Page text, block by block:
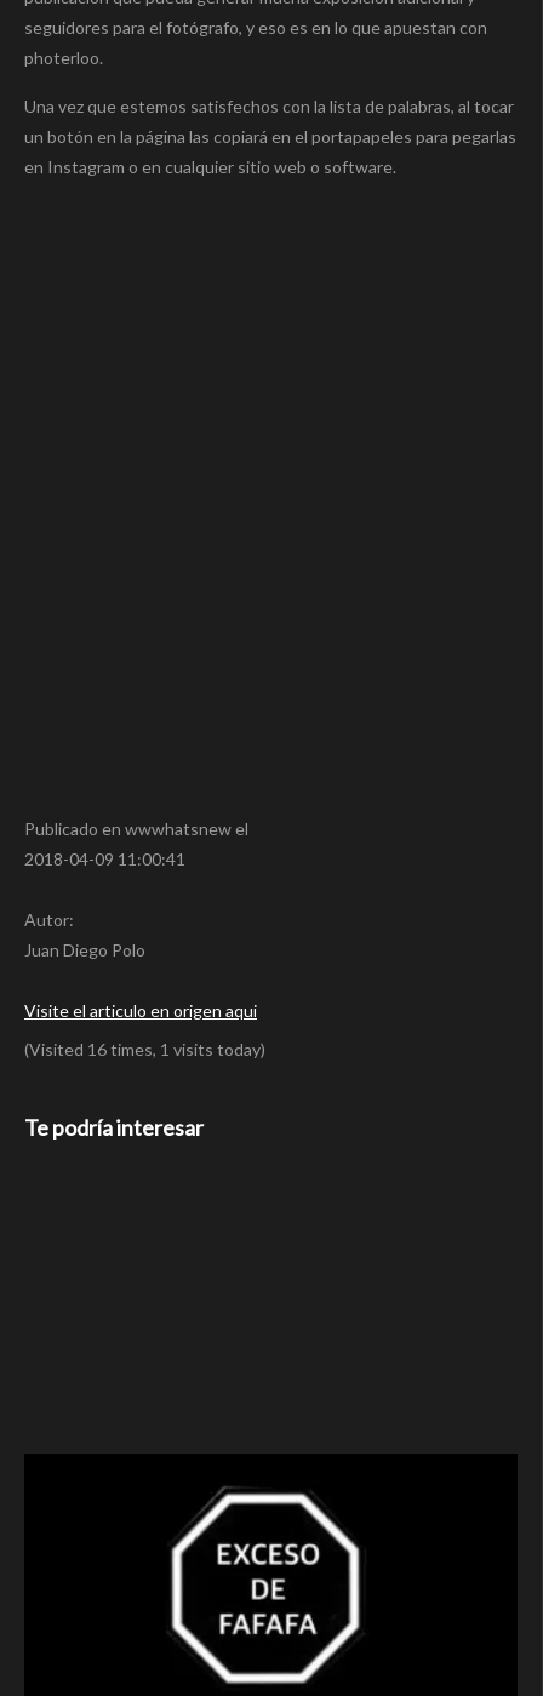
seguidores para el fotógrafo, y eso es en lo que apuestan con
photerloo.
Una vez que estemos satisfechos con la lista de palabras, al tocar
un botón en la página las copiará en el portapapeles para pegarlas
en Instagram o en cualquier sitio web o software.
Publicado en wwwhatsnew el
2018-04-09 11:00:41
Autor:
Juan Diego Polo
Visite el articulo en origen aqui
(Visited 16 times, 1 visits today)
Te podría interesar